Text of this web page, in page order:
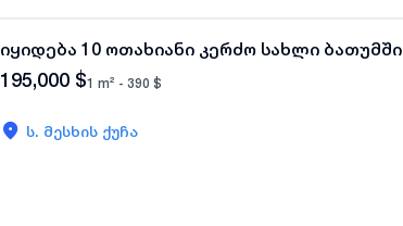
იყიდება 10 ოთახიანი კერძო სახლი ბათუმში
195,000 $1 m² - 390 $
ს. მესხის ქუჩა